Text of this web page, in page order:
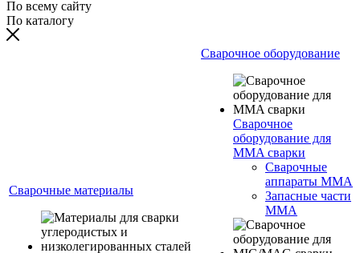
По всему сайту
По каталогу
Сварочные материалы
Сварочное оборудование
Сварочное
оборудование для
MMA сварки
Сварочные
аппараты MMA
Запасные части
MMA